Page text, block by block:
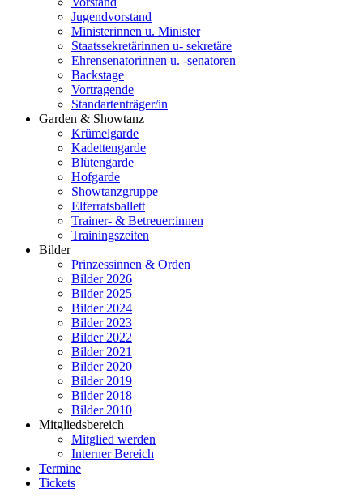
Jugendvorstand
Ministerinnen u. Minister
Staatssekretärinnen u- sekretäre
Ehrensenatorinnen u. -senatoren
Backstage
Vortragende
Standartenträger/in
Garden & Showtanz
Krümelgarde
Kadettengarde
Blütengarde
Hofgarde
Showtanzgruppe
Elferratsballett
Trainer- & Betreuer:innen
Trainingszeiten
Bilder
Prinzessinnen & Orden
Bilder 2026
Bilder 2025
Bilder 2024
Bilder 2023
Bilder 2022
Bilder 2021
Bilder 2020
Bilder 2019
Bilder 2018
Bilder 2010
Mitgliedsbereich
Mitglied werden
Interner Bereich
Termine
Tickets